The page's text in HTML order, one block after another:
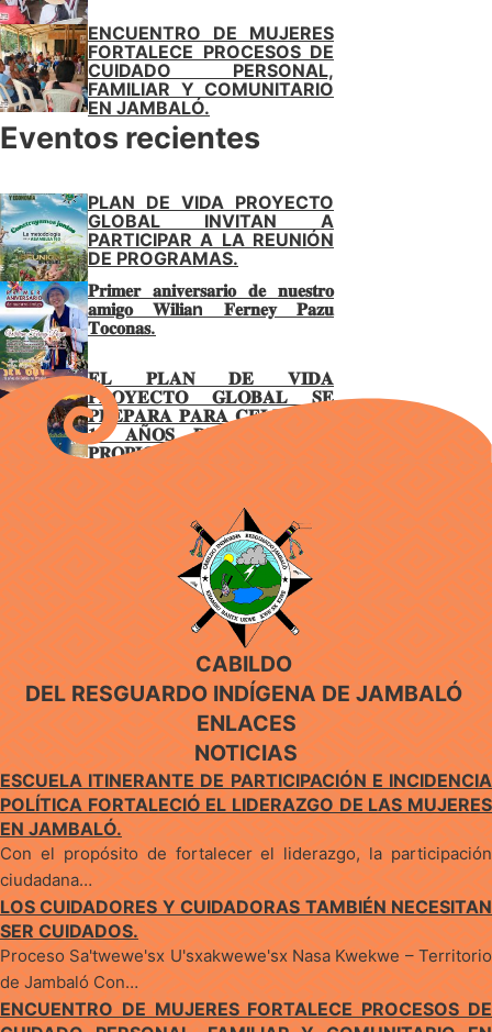
ENCUENTRO DE MUJERES
FORTALECE PROCESOS DE
CUIDADO PERSONAL,
FAMILIAR Y COMUNITARIO
EN JAMBALÓ.
Eventos recientes
PLAN DE VIDA PROYECTO
GLOBAL INVITAN A
PARTICIPAR A LA REUNIÓN
DE PROGRAMAS.
𝐏𝐫𝐢𝐦𝐞𝐫 𝐚𝐧𝐢𝐯𝐞𝐫𝐬𝐚𝐫𝐢𝐨 𝐝𝐞 𝐧𝐮𝐞𝐬𝐭𝐫𝐨
𝐚𝐦𝐢𝐠𝐨 𝐖𝐢𝐥𝐢𝐚n 𝐅𝐞𝐫𝐧𝐞𝐲 𝐏𝐚𝐳𝐮
𝐓𝐨𝐜𝐨𝐧𝐚𝐬.
𝐄𝐋 𝐏𝐋𝐀𝐍 𝐃𝐄 𝐕𝐈𝐃𝐀
𝐏𝐑𝐎𝐘𝐄𝐂𝐓𝐎 𝐆𝐋𝐎𝐁𝐀𝐋 𝐒𝐄
𝐏𝐑𝐄𝐏𝐀𝐑𝐀 𝐏𝐀𝐑𝐀 𝐂𝐄𝐋𝐄𝐁𝐑𝐀𝐑
𝟏𝟓 𝐀Ñ𝐎𝐒 𝐃𝐄 𝐆𝐎𝐁𝐈𝐄𝐑𝐍𝐎
𝐏𝐑𝐎𝐏𝐈𝐎 𝐄𝐍 𝐉𝐀𝐌𝐁𝐀𝐋Ó
CABILDO
DEL RESGUARDO INDÍGENA DE JAMBALÓ
ENLACES
NOTICIAS
ESCUELA ITINERANTE DE PARTICIPACIÓN E INCIDENCIA
POLÍTICA FORTALECIÓ EL LIDERAZGO DE LAS MUJERES
EN JAMBALÓ.
Con el propósito de fortalecer el liderazgo, la participación
ciudadana…
LOS CUIDADORES Y CUIDADORAS TAMBIÉN NECESITAN
SER CUIDADOS.
Proceso Sa'twewe'sx U'sxakwewe'sx Nasa Kwekwe – Territorio
de Jambaló Con…
ENCUENTRO DE MUJERES FORTALECE PROCESOS DE